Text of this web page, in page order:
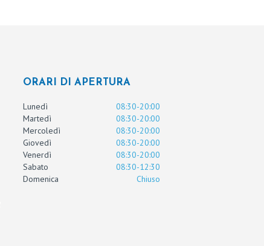
ORARI DI APERTURA
Lunedì
08:30-20:00
Martedì
08:30-20:00
Mercoledì
08:30-20:00
Giovedì
08:30-20:00
Venerdì
08:30-20:00
Sabato
08:30-12:30
Domenica
Chiuso